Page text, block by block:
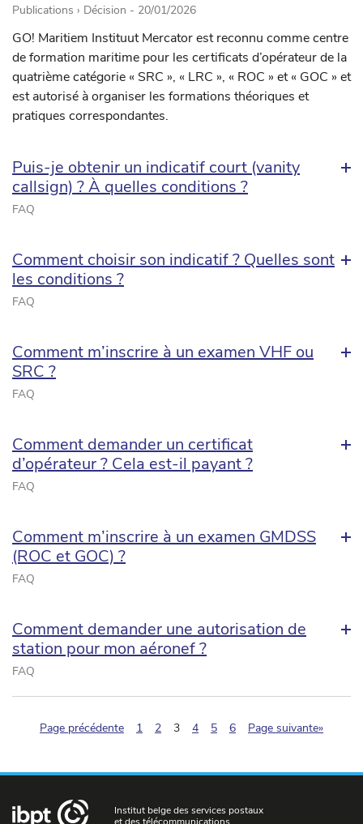
Publications › Décision - 20/01/2026
GO! Maritiem Instituut Mercator est reconnu comme centre
de formation maritime pour les certificats d’opérateur de la
quatrième catégorie « SRC », « LRC », « ROC » et « GOC » et
est autorisé à organiser les formations théoriques et
pratiques correspondantes.
Puis-je obtenir un indicatif court (vanity
callsign) ? À quelles conditions ?
FAQ
Comment choisir son indicatif ? Quelles sont
les conditions ?
FAQ
Comment m’inscrire à un examen VHF ou
SRC ?
FAQ
Comment demander un certificat
d’opérateur ? Cela est-il payant ?
FAQ
Comment m’inscrire à un examen GMDSS
(ROC et GOC) ?
FAQ
Comment demander une autorisation de
station pour mon aéronef ?
FAQ
Page précédente 1 2 3(pagination.current)
4 5 6 Page suivante»
Institut belge des services postaux